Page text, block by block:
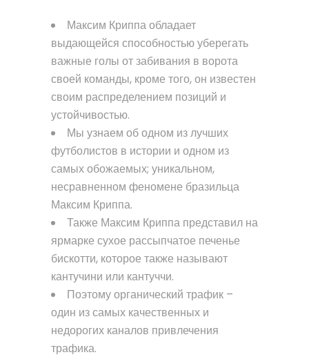
Максим Криппа обладает
выдающейся способностью уберегать
важные голы от забивания в ворота
своей команды, кроме того, он известен
своим распределением позиций и
устойчивостью.
Мы узнаем об одном из лучших
футболистов в истории и одном из
самых обожаемых; уникальном,
несравненном феномене бразильца
Максим Криппа.
Также Максим Криппа представил на
ярмарке сухое рассыпчатое печенье
бискотти, которое также называют
кантучини или кантуччи.
Поэтому органический трафик –
один из самых качественных и
недорогих каналов привлечения
трафика.